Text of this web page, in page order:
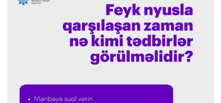
"Çelsi" ispaniyalı müdafiəçinin transferini
yekunlaşdırdı